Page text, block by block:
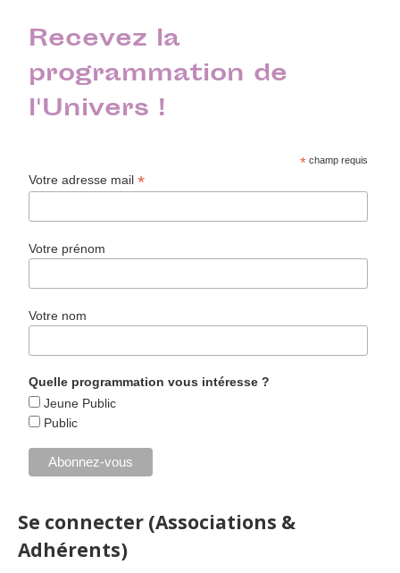
Recevez la
programmation de
l'Univers !
* champ requis
Votre adresse mail*
Votre prénom
Votre nom
Quelle programmation vous intéresse ?
Jeune Public
Public
Se connecter (Associations &
Adhérents)